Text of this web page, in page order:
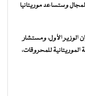
وستساعد موريتانيا
الوزير الأول، ومستشار
الموريتانية للمحروقات،